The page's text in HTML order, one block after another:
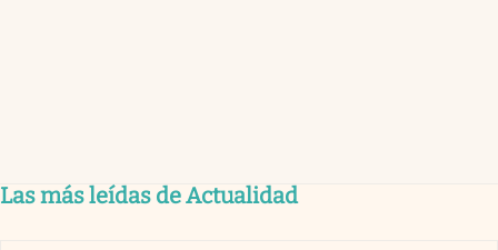
Las más leídas de Actualidad